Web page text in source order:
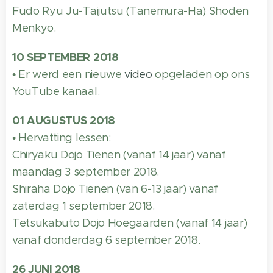
Fudo Ryu Ju-Taijutsu (Tanemura-Ha) Shoden
Menkyo.
10 SEPTEMBER 2018
• Er werd een nieuwevideo opgeladen op ons
YouTube kanaal.
01 AUGUSTUS 2018
• Hervatting lessen:
Chiryaku Dojo Tienen (vanaf 14 jaar) vanaf
maandag 3 september 2018.
Shiraha Dojo Tienen (van 6-13 jaar) vanaf
zaterdag 1 september 2018.
Tetsukabuto Dojo Hoegaarden (vanaf 14 jaar)
vanaf donderdag 6 september 2018.
26 JUNI 2018